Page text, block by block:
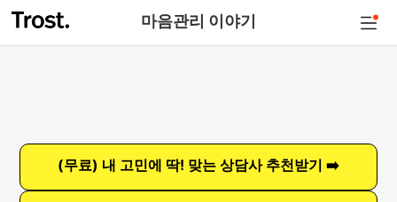
마음관리 이야기
(무료) 내 고민에 딱! 맞는 상담사 추천받기 ➡️